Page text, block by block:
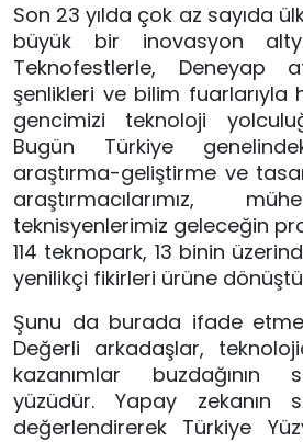
Son 23 yılda çok az sayıda
büyük bir inovasyon
Teknofestlerle, Deneyap
şenlikleri ve bilim fuarlarıyla
gencimizi teknoloji
Bugün Türkiye
araştırma-geliştirme ve
araştırmacılarımız,
teknisyenlerimiz geleceğin
114 teknopark, 13 binin
yenilikçi fikirleri ürüne
Şunu da burada ifade
Değerli arkadaşlar,
kazanımlar buzdağının
yüzüdür. Yapay zekanın
değerlendirerek Türkiye